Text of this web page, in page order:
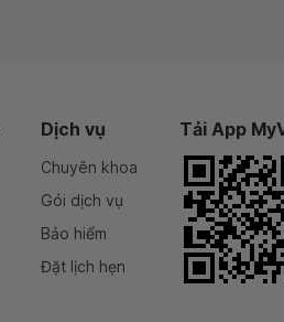
Dịch vụ
Chuyên khoa
Gói dịch vụ
Bảo hiểm
Đặt lịch hẹn
Tải App